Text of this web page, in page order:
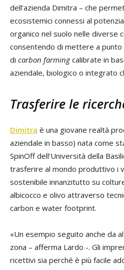
dell’azienda Dimitra – che
ecosistemici connessi al
organico nel suolo nelle diverse
consentendo di mettere a
di carbon farmingcalibrate in
aziendale, biologico o integrato
Trasferire le
Dimitra è una giovane realtà
aziendale in basso) nata come
SpinOff dell’Università della
trasferire al mondo produttivo i
sostenibile innanzitutto su
albicocco e olivo attraverso
carbon e water footprint.
«Un esempio seguito anche da
zona – afferma Lardo -. Gli
ricettivi sia perché è più facile